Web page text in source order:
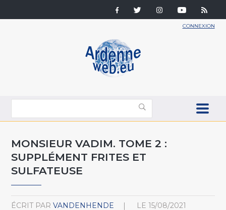
CONNEXION
MONSIEUR VADIM. TOME 2 :
SUPPLÉMENT FRITES ET
SULFATEUSE
ÉCRIT PAR VANDENHENDE LE 15/08/2021